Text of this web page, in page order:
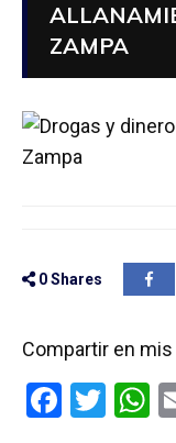
ZAMPA
0Shares
Compartir en
F
T